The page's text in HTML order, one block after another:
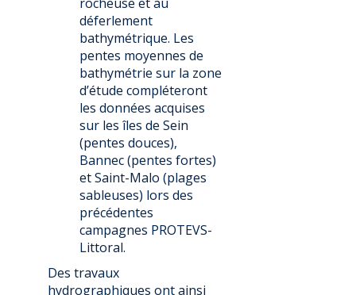
déferlement
bathymétrique. Les
pentes moyennes de
bathymétrie sur la zone
d’étude compléteront
les données acquises
sur les îles de Sein
(pentes douces),
Bannec (pentes fortes)
et Saint-Malo (plages
sableuses) lors des
précédentes
campagnes PROTEVS-
Littoral.
Des travaux
hydrographiques ont ainsi